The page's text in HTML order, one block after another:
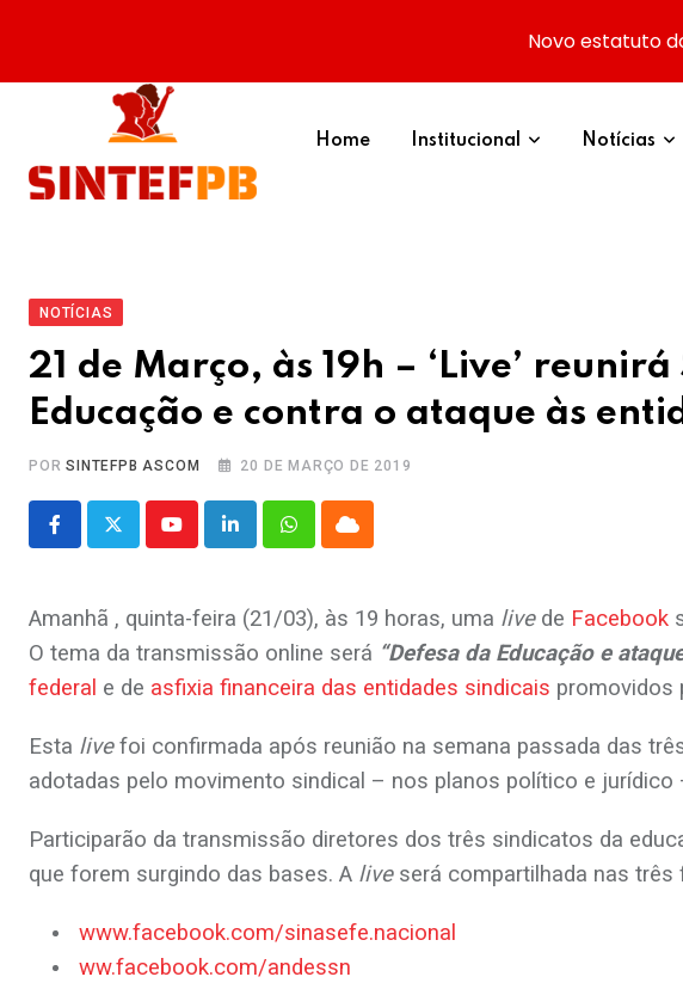
content
Home Institucional Notícias
NOTÍCIAS
21 de Março, às 19h – ‘Live’
Educação e contra o ataque às
PORSINTEFPB ASCOM 20 DE MARÇO DE 2019
YoutubeLinkedInWhatsappCloud
Amanhã , quinta-feira (21/03), às 19 horas, uma livede Facebook
O tema da transmissão online será “Defesa da Educação e
federal e de asfixia financeira das entidades sindicais promovidos
Esta livefoi confirmada após reunião na semana passada das
adotadas pelo movimento sindical – nos planos político e jurídico
Participarão da transmissão diretores dos três sindicatos da
que forem surgindo das bases. A liveserá compartilhada nas três
www.facebook.com/sinasefe.nacional
ww.facebook.com/andessn
Novo estatuto